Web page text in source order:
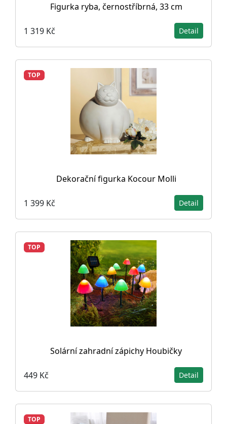
Figurka ryba, černostříbrná, 33 cm
1 319 Kč Detail
TOP
Dekorační figurka Kocour Molli
1 399 Kč Detail
TOP
Solární zahradní zápichy Houbičky
449 Kč Detail
TOP